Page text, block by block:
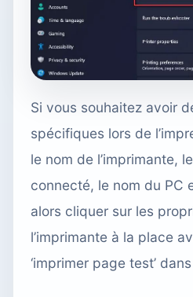
Si vous souhaitez avoir
spécifiques lors de
le nom de l’imprimante,
connecté, le nom du PC
alors cliquer sur les
l’imprimante à la place
‘imprimer page test’